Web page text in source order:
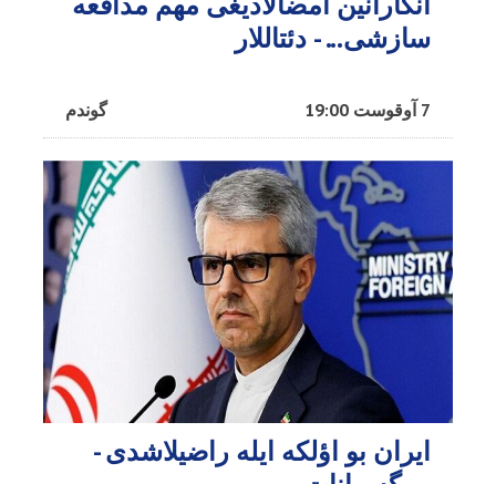
سازشی... - دئتاللار
گوندم 7 آوقوست 19:00
ایران بو اؤلکه ایله راضیلاشدی -